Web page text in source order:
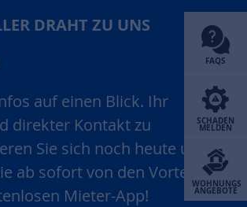
FAQS
SCHADEN
MELDEN
WOHNUNGS
ANGEBOTE
DRAHT ZU UNS
auf einen Blick. Ihr
direkter Kontakt zu
Sie sich noch heute und
ab sofort von den Vorteilen
Mieter-App!